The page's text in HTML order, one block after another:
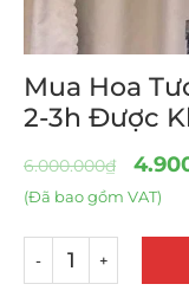
Mua Hoa
2-3h Được
6.000.000₫
(Đã bao gồm VAT)